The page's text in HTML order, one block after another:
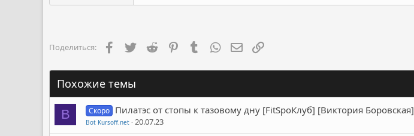
Поделиться: FacebookTwitter Reddit PinterestTumblr WhatsAppЭлектронная почта
Похожие темы
B Скоро Пилатэс от стопы к тазовому дну [FitSpoКлуб] [Виктория Боровская]
Bot Kursoff.net 20.07.23